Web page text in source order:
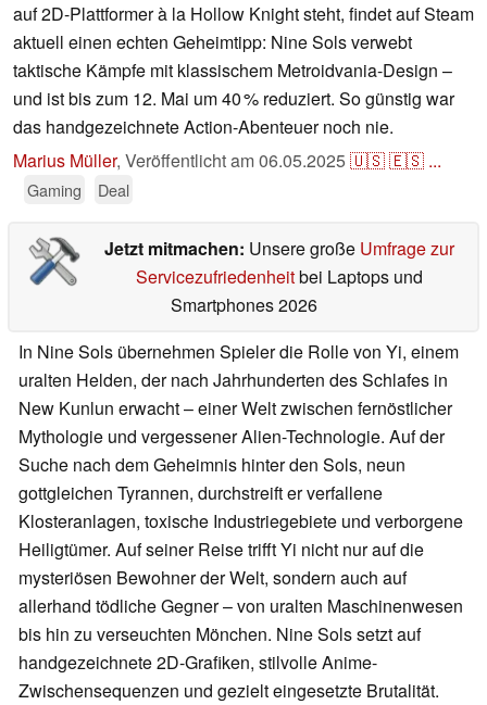
auf 2D-Plattformer à la Hollow Knight steht, findet auf Steam
aktuell einen echten Geheimtipp: Nine Sols verwebt
taktische Kämpfe mit klassischem Metroidvania-Design –
und ist bis zum 12. Mai um 40 % reduziert. So günstig war
das handgezeichnete Action-Abenteuer noch nie.
Marius Müller, Veröffentlicht am06.05.2025🇺🇸🇪🇸 ...
Gaming Deal
Jetzt mitmachen: Unsere große Umfrage zur
Servicezufriedenheitbei Laptops und
Smartphones 2026
In Nine Sols übernehmen Spieler die Rolle von Yi, einem
uralten Helden, der nach Jahrhunderten des Schlafes in
New Kunlun erwacht – einer Welt zwischen fernöstlicher
Mythologie und vergessener Alien-Technologie. Auf der
Suche nach dem Geheimnis hinter den Sols, neun
gottgleichen Tyrannen, durchstreift er verfallene
Klosteranlagen, toxische Industriegebiete und verborgene
Heiligtümer. Auf seiner Reise trifft Yi nicht nur auf die
mysteriösen Bewohner der Welt, sondern auch auf
allerhand tödliche Gegner – von uralten Maschinenwesen
bis hin zu verseuchten Mönchen. Nine Sols setzt auf
handgezeichnete 2D-Grafiken, stilvolle Anime-
Zwischensequenzen und gezielt eingesetzte Brutalität.